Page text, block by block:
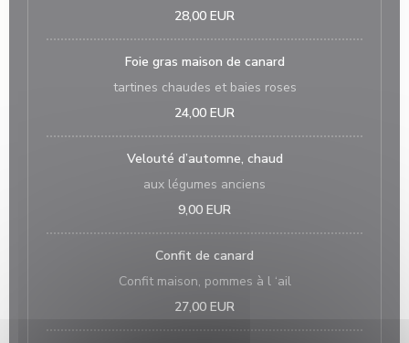
28,00 EUR
Foie gras maison de canard
tartines chaudes et baies roses
24,00 EUR
Velouté d’automne, chaud
aux légumes anciens
9,00 EUR
Confit de canard
Confit maison, pommes à l ‘ail
27,00 EUR